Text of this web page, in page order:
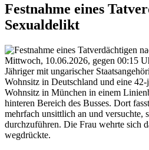
Festnahme eines
Sexualdelikt
Mittwoch, 10.06.2026, gegen 00:15
Jähriger mit ungarischer
Wohnsitz in Deutschland und eine
Wohnsitz in München in einem
hinteren Bereich des Busses. Dort
mehrfach unsittlich an und versuchte,
durchzuführen. Die Frau wehrte sich
wegdrückte.